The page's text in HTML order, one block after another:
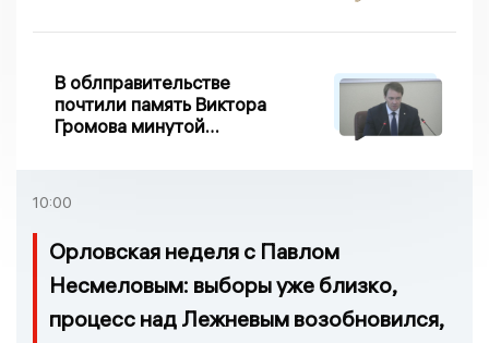
сходе песка на
В облправительстве
почтили память Виктора
Громова минутой
10:00
Орловская неделя с Павлом
Несмеловым: выборы уже близко,
процесс над Лежневым возобновился,